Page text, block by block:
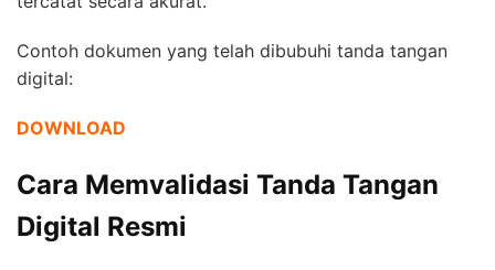
Contoh dokumen yang telah dibubuhi tanda tangan
digital:
DOWNLOAD
Cara Memvalidasi Tanda Tangan
Digital Resmi